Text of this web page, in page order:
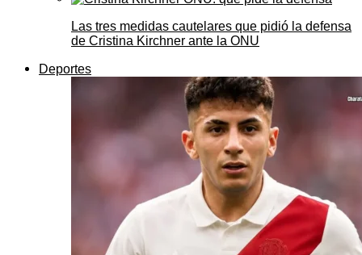
Las tres medidas cautelares que pidió la defensa
de Cristina Kirchner ante la ONU
Deportes